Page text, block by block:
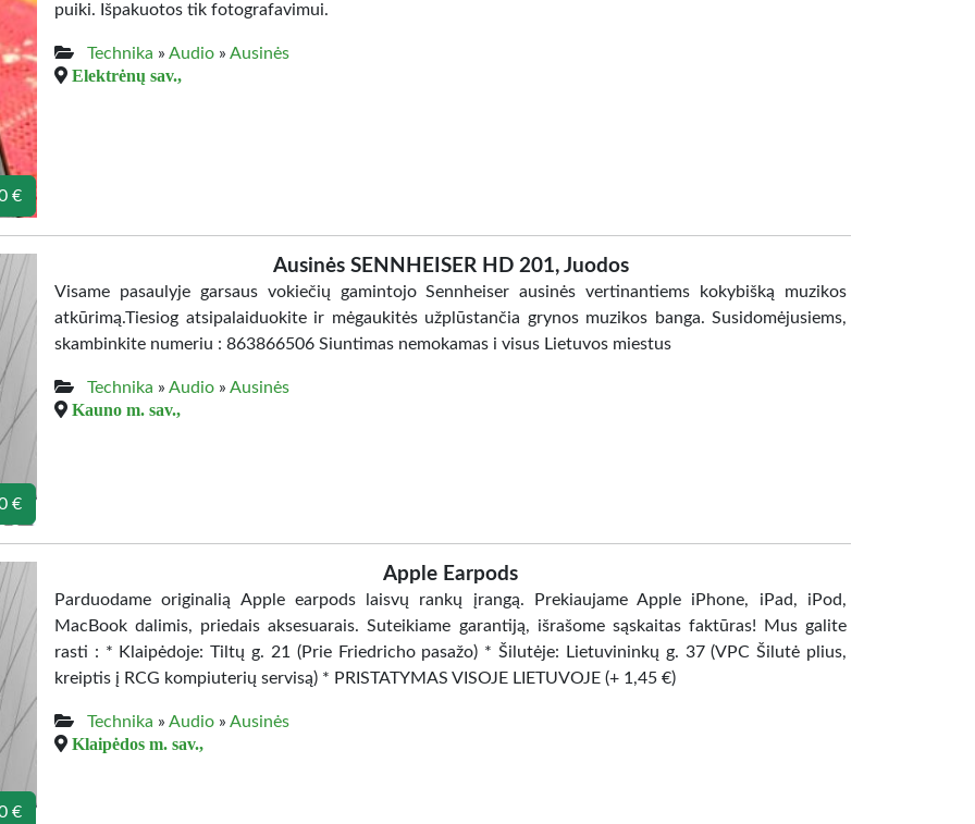
€
puiki. Išpakuotos tik fotografavimui.
Technika » Audio » Ausinės
Elektrėnų sav.,
€
Ausinės SENNHEISER HD 201, Juodos
Visame pasaulyje garsaus vokiečių gamintojo Sennheiser ausinės vertinantiems kokybišką muzikos
atkūrimą.Tiesiog atsipalaiduokite ir mėgaukitės užplūstančia grynos muzikos banga. Susidomėjusiems,
skambinkite numeriu : 863866506 Siuntimas nemokamas i visus Lietuvos miestus
Technika » Audio » Ausinės
Kauno m. sav.,
€
Apple Earpods
Parduodame originalią Apple earpods laisvų rankų įrangą. Prekiaujame Apple iPhone, iPad, iPod,
MacBook dalimis, priedais aksesuarais. Suteikiame garantiją, išrašome sąskaitas faktūras! Mus galite
rasti : * Klaipėdoje: Tiltų g. 21 (Prie Friedricho pasažo) * Šilutėje: Lietuvininkų g. 37 (VPC Šilutė plius,
kreiptis į RCG kompiuterių servisą) * PRISTATYMAS VISOJE LIETUVOJE (+ 1,45 €)
Technika » Audio » Ausinės
Klaipėdos m. sav.,